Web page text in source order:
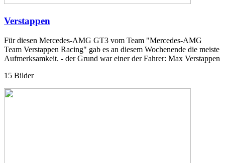
Verstappen
Für diesen Mercedes-AMG GT3 vom Team "Mercedes-AMG
Team Verstappen Racing" gab es an diesem Wochenende die meiste
Aufmerksamkeit. - der Grund war einer der Fahrer: Max Verstappen
15 Bilder